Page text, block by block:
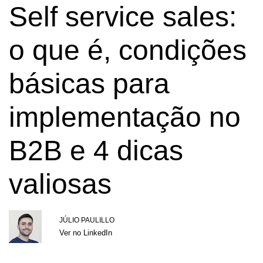
Self service sales:
o que é, condições
básicas para
implementação no
B2B e 4 dicas
valiosas
JÚLIO PAULILLO
Ver no LinkedIn